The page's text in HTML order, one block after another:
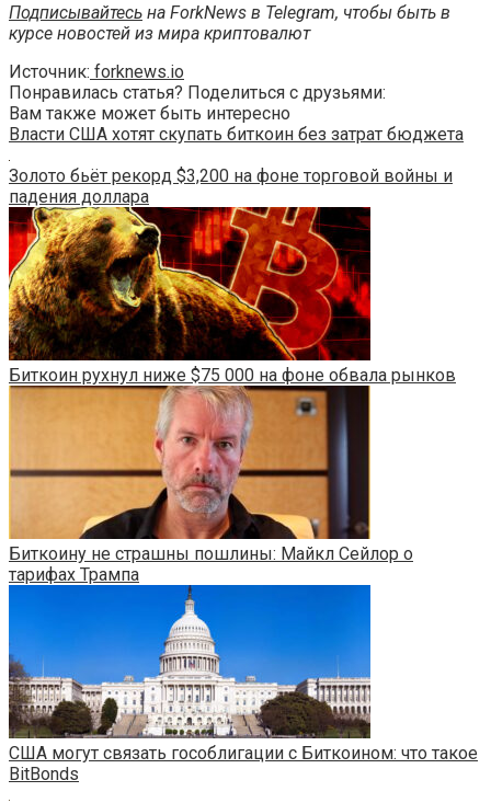
Подписывайтесь на ForkNews в Telegram, чтобы быть в
курсе новостей из мира криптовалют
Источник: forknews.io
Понравилась статья? Поделиться с друзьями:
Вам также может быть интересно
Власти США хотят скупать биткоин без затрат бюджета
Золото бьёт рекорд $3,200 на фоне торговой войны и
падения доллара
Биткоин рухнул ниже $75 000 на фоне обвала рынков
Биткоину не страшны пошлины: Майкл Сейлор о
тарифах Трампа
США могут связать гособлигации с Биткоином: что такое
BitBonds